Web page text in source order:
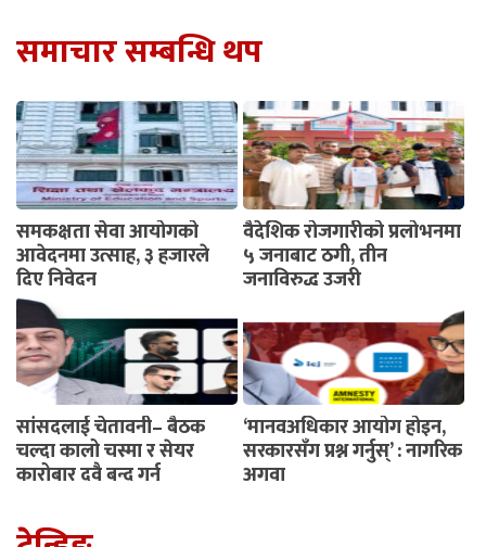
समाचार सम्बन्धि थप
समकक्षता सेवा आयोगको
आवेदनमा उत्साह, ३ हजारले
दिए निवेदन
वैदेशिक रोजगारीको प्रलोभनमा
५ जनाबाट ठगी, तीन
जनाविरुद्ध उजुरी
सांसदलाई चेतावनी– बैठक
चल्दा कालो चस्मा र सेयर
कारोबार दुवै बन्द गर्नू
‘मानवअधिकार आयोग होइन,
सरकारसँग प्रश्न गर्नुस्’ : नागरिक
अगुवा